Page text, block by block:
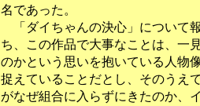
名であった。
「ダイちゃんの決心」について
ち、この作品で大事なことは、一
のかという思いを抱いている人物
捉えていることだとし、そのうえ
がなぜ組合に入らずにきたのか、